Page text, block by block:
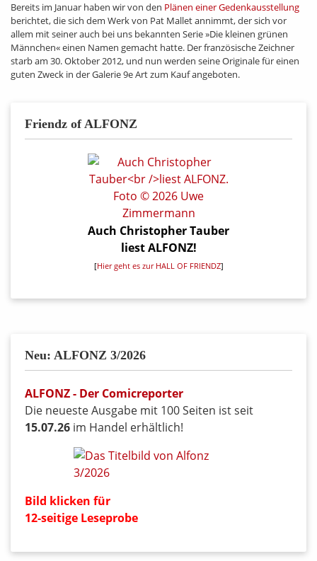
Bereits im Januar haben wir von den Plänen einer Gedenkausstellung
berichtet, die sich dem Werk von Pat Mallet annimmt, der sich vor
allem mit seiner auch bei uns bekannten Serie »Die kleinen grünen
Männchen« einen Namen gemacht hatte. Der französische Zeichner
starb am 30. Oktober 2012, und nun werden seine Originale für einen
guten Zweck in der Galerie 9e Art zum Kauf angeboten.
Friendz of ALFONZ
Auch Christopher Tauber
liest ALFONZ!
[Hier geht es zur HALL OF FRIENDZ]
Neu: ALFONZ 3/2026
ALFONZ - Der Comicreporter
Die neueste Ausgabe mit 100 Seiten ist seit
15.07.26 im Handel erhältlich!
Bild klicken für
12-seitige Leseprobe